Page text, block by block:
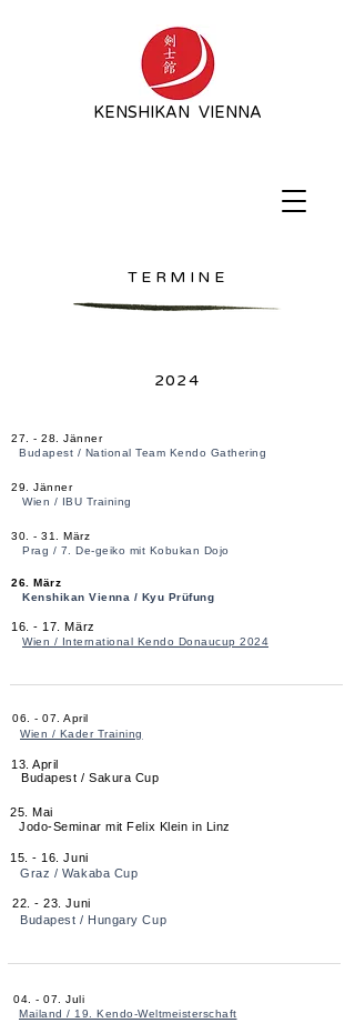
KENSHIKAN VIENNA
TERMINE
2024
27. - 28. Jänner
Budapest / National Team Kendo Gathering
29. Jänner
Wien / IBU Training
30. - 31. März
Prag / 7. De-geiko mit Kobukan Dojo
26. März
Kenshikan Vienna / Kyu Prüfung
16. - 17. März
Wien / International Kendo Donaucup 2024
06. - 07. April
Wien / Kader Training
13. April
Budapest / Sakura Cup
25. Mai
Jodo-Seminar mit Felix Klein in Linz
15. - 16. Juni
Graz / Wakaba Cup
22. - 23. Juni
Budapest / Hungary Cup
04. - 07. Juli
Mailand / 19. Kendo-Weltmeisterschaft